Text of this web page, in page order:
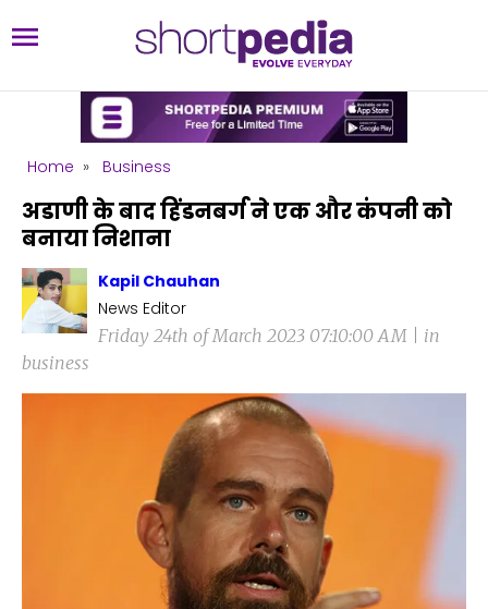
Home » Business
अडाणी के बाद हिंडनबर्ग ने एक और कंपनी को
बनाया निशाना
Kapil Chauhan
News Editor
Friday 24th of March 2023 07:10:00 AM | in
business